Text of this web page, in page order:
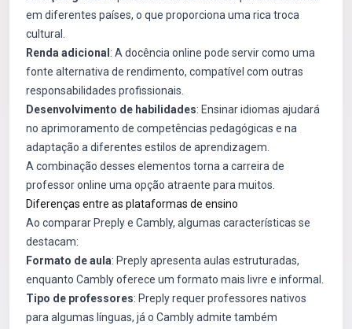
em diferentes países, o que proporciona uma rica troca
cultural.
Renda adicional : A docência online pode servir como uma
fonte alternativa de rendimento, compatível com outras
responsabilidades profissionais.
Desenvolvimento de habilidades: Ensinar idiomas ajudará
no aprimoramento de competências pedagógicas e na
adaptação a diferentes estilos de aprendizagem.
A combinação desses elementos torna a carreira de
professor online uma opção atraente para muitos.
Diferenças entre as plataformas de ensino
Ao comparar Preply e Cambly, algumas características se
destacam:
Formato de aula: Preply apresenta aulas estruturadas,
enquanto Cambly oferece um formato mais livre e informal.
Tipo de professores: Preply requer professores nativos
para algumas línguas, já o Cambly admite também